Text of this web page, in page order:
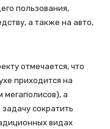
пользования,
а также на авто,
отмечается, что
приходится на
мегаполисов), а
сократить
видах